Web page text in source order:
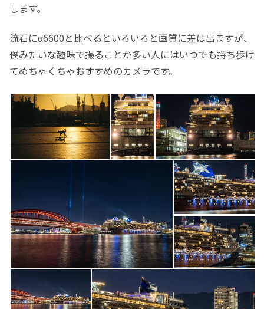
します。
流石にα6600と比べるといろいろと画質に差は出ますが、
僕みたいな趣味で撮ることが多い人にはいつでも持ち歩け
てめちゃくちゃおすすめのカメラです。